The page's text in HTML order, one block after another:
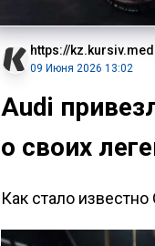
https://
09 Июня 2026 13:02
Audi
о своих
Как стало